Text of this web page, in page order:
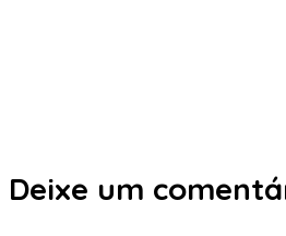
Deixe um